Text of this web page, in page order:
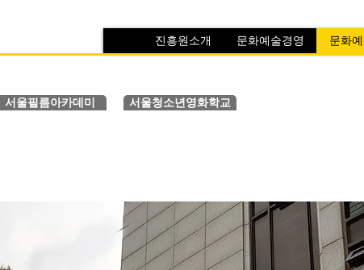
진흥원소개 문화예술경영 문화
서울필름아카데미 서울청소년영화학교